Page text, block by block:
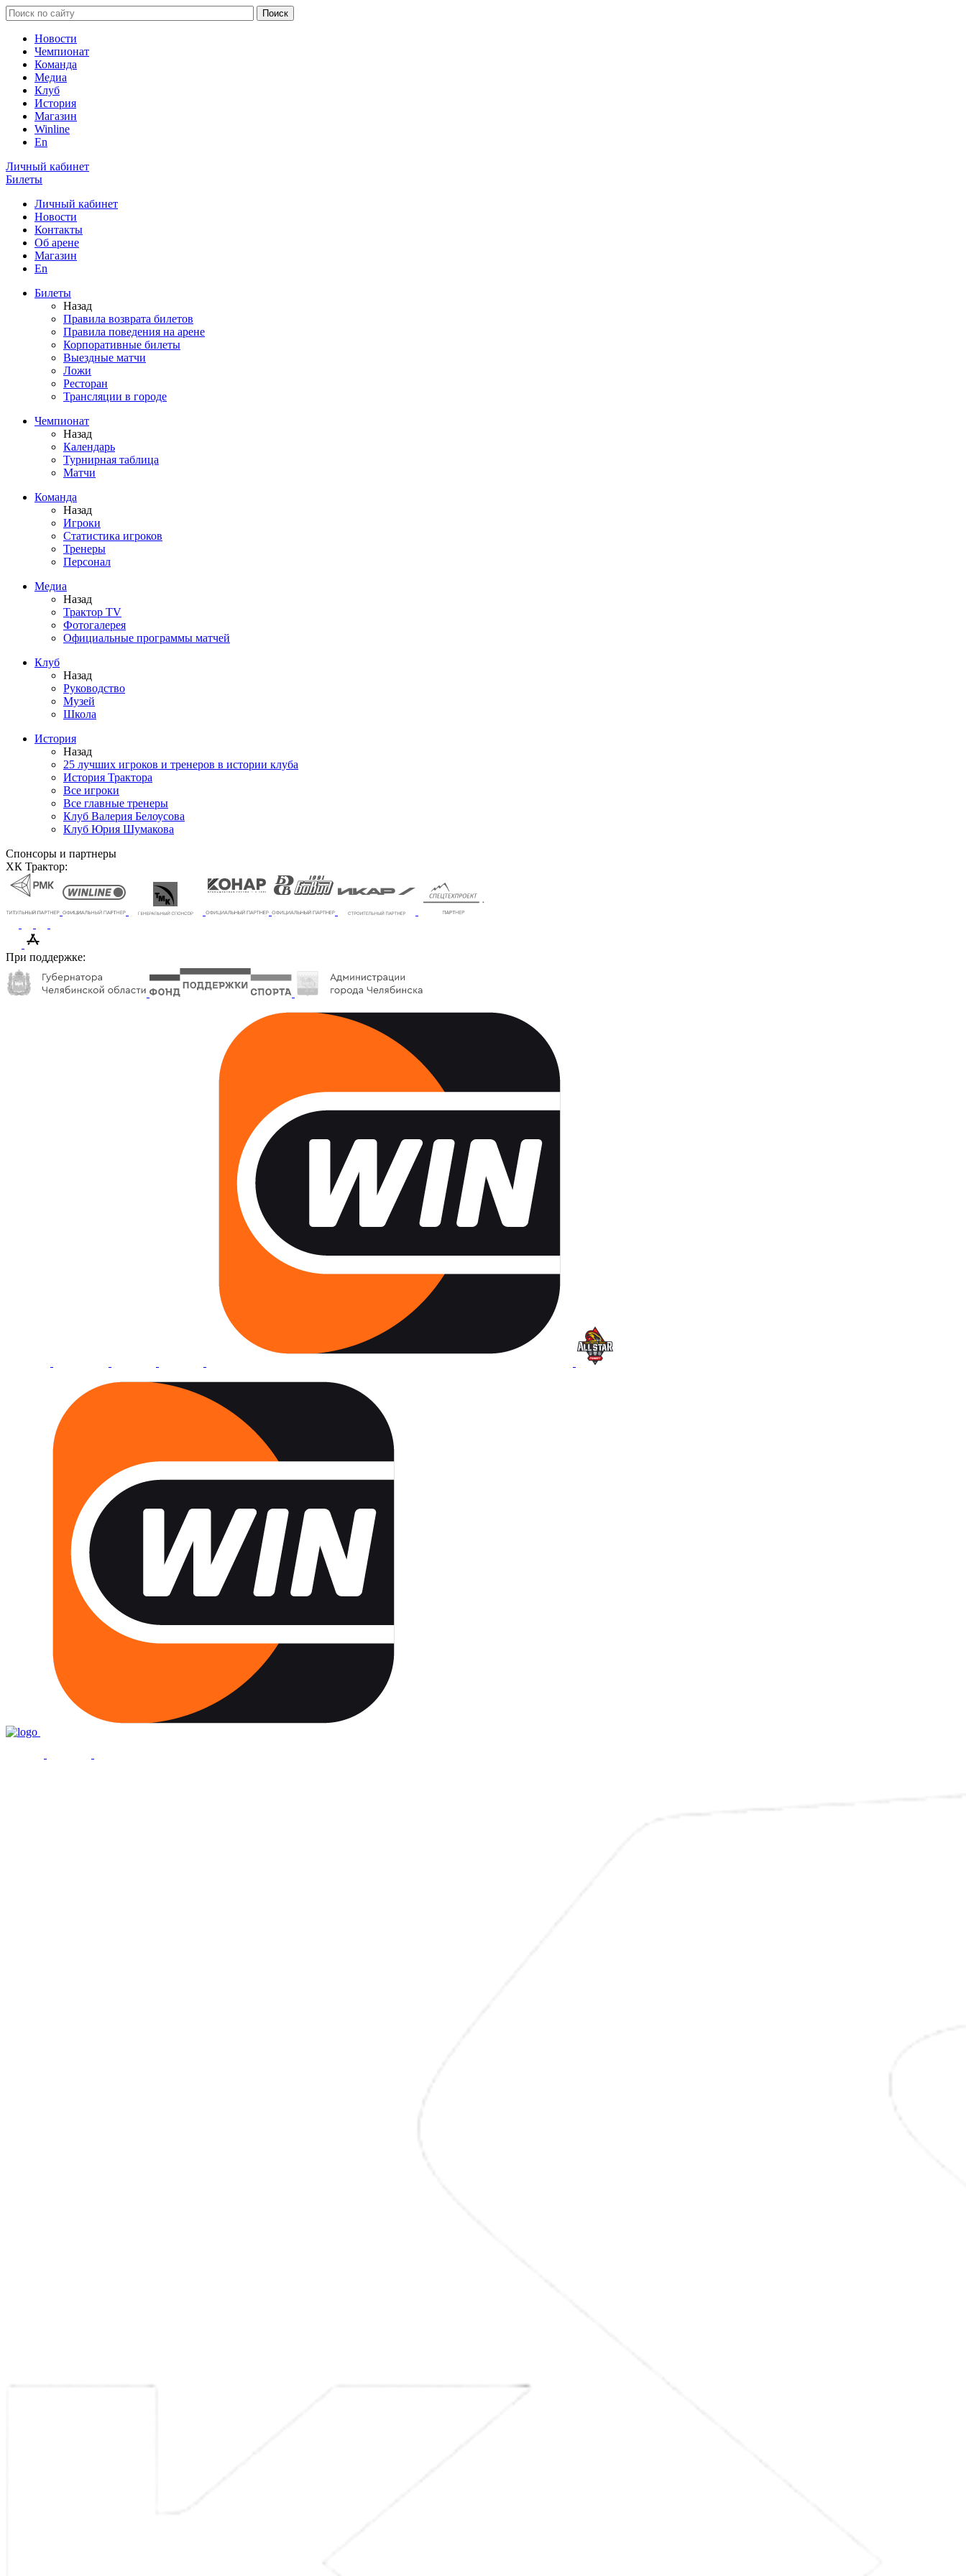
Новости
Чемпионат
Команда
Медиа
Клуб
История
Магазин
Winline
En
Личный кабинет
Билеты
Личный кабинет
Новости
Контакты
Об арене
Магазин
En
Билеты
Назад
Правила возврата билетов
Правила поведения на арене
Корпоративные билеты
Выездные матчи
Ложи
Ресторан
Трансляции в городе
Чемпионат
Назад
Календарь
Турнирная таблица
Матчи
Команда
Назад
Игроки
Статистика игроков
Тренеры
Персонал
Медиа
Назад
Трактор TV
Фотогалерея
Официальные программы матчей
Клуб
Назад
Руководство
Музей
Школа
История
Назад
25 лучших игроков и тренеров в истории клуба
История Трактора
Все игроки
Все главные тренеры
Клуб Валерия Белоусова
Клуб Юрия Шумакова
Спонсоры и партнеры
ХК Трактор:
При поддержке: